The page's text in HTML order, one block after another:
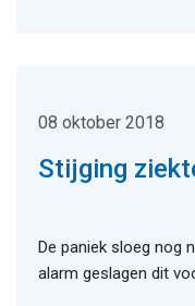
08 oktober 2018
Stijging
De paniek sloeg nog
alarm geslagen dit